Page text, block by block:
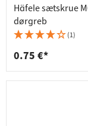
Häfele sætskrue
dørgreb
(1)
0.75 €*